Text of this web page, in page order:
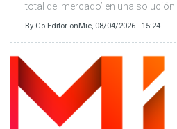
total del mercado’ en una
By Co-Editor on Mié, 08/04/2026 - 15:24